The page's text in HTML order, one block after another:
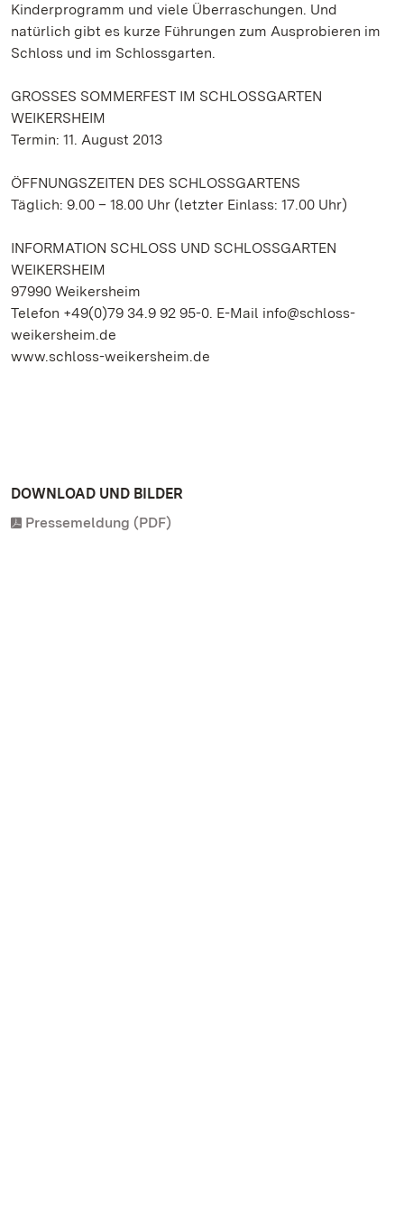
Kinderprogramm und viele Überraschungen. Und
natürlich gibt es kurze Führungen zum Ausprobieren im
Schloss und im Schlossgarten.
GROSSES SOMMERFEST IM SCHLOSSGARTEN
WEIKERSHEIM
Termin: 11. August 2013
ÖFFNUNGSZEITEN DES SCHLOSSGARTENS
Täglich: 9.00 – 18.00 Uhr (letzter Einlass: 17.00 Uhr)
INFORMATION SCHLOSS UND SCHLOSSGARTEN
WEIKERSHEIM
97990 Weikersheim
Telefon +49(0)79 34.9 92 95-0. E-Mail info@schloss-
weikersheim.de
www.schloss-weikersheim.de
DOWNLOAD UND BILDER
Pressemeldung (PDF)